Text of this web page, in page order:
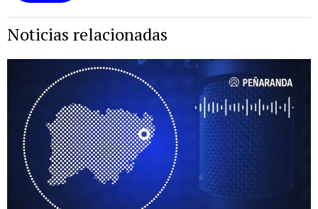
Noticias relacionadas